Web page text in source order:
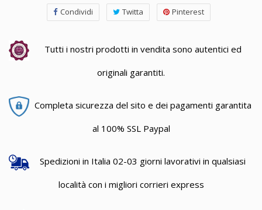
Condividi Twitta Pinterest
Tutti i nostri prodotti in vendita sono autentici ed
originali garantiti.
Completa sicurezza del sito e dei pagamenti garantita
al 100% SSL Paypal
Spedizioni in Italia 02-03 giorni lavorativi in qualsiasi
località con i migliori corrieri express